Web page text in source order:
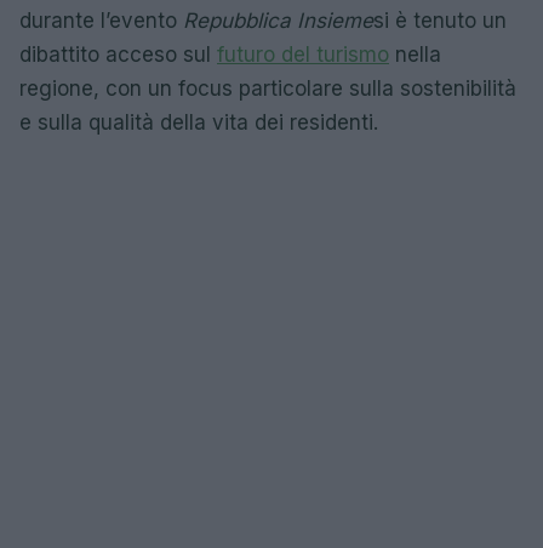
durante l’evento Repubblica Insiemesi è tenuto un
dibattito acceso sul futuro del turismo nella
regione, con un focus particolare sulla sostenibilità
e sulla qualità della vita dei residenti.